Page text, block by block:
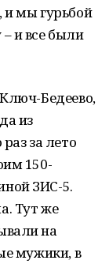
мы гурьбой
и все были
Бедеево,
из
за лето
150-
ЗИС-5.
Тут же
на
мужики, в